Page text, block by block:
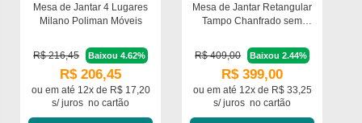
Mesa de Jantar 4 Lugares
Milano Poliman Móveis
R$ 216,45 Baixou 4.62%
R$ 206,45
ou ematé 12x de R$ 17,20
s/ juros no cartão
Mesa de Jantar Retangular
Tampo Chanfrado sem
Móveis
R$ 409,00 Baixou 2.44%
R$ 399,00
ou ematé 12x de R$ 33,25
s/ juros no cartão